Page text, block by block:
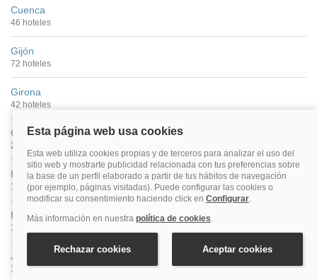
Cuenca
46 hoteles
Gijón
72 hoteles
Girona
42 hoteles
Granada
299 hoteles
Huelva
10 hoteles
Huesca
11 hoteles
Jaén
11 hoteles